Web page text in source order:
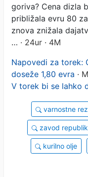
goriva? Cena dizla
približala evru 80
znova znižala
… · 24ur · 4M
Napovedi za torek:
doseže 1,80 evra ·
V torek bi se lahko
varnostne
zavod
kurilno olje